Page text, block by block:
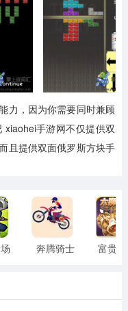
力，因为你需要同时兼顾
xiaohei手游网不仅提供双
且提供双面俄罗斯方块手
奔腾骑士